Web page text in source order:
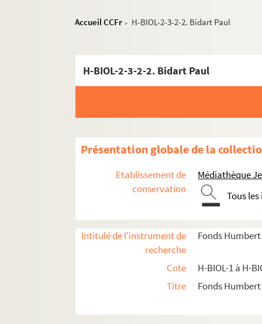
Accueil CCFr > H-BIOL-2-3-2-2. Bidart Paul
H-BIOL-2-3-2-2. Bidart Paul
Présentation globale de la
Etablissement de
conservation
Médiathèque
Tous
Intitulé de l'instrument de
recherche
Fonds
Cote
H-BIOL-1 à H-
Titre
Fonds
H-BIOL. Biographies de personnages lillois
H-BIOL-1. Acheray à Benvignat
H-BIOL-2. Bere à Bouchée
H-BIOL-2-1. Bere à Bertrand
H-BIOL-2-2. Besson à Beuyssen